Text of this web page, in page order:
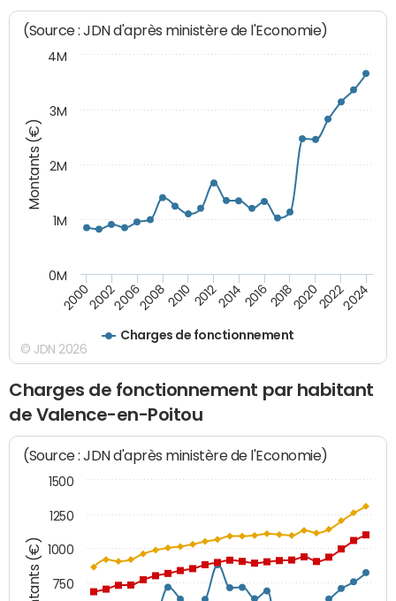
Montants (€)
(Source : JDN d'après ministère de l'Economie)
Charges de fonctionnement
20002002200620082010 2012201420162018202020222024
0M
1M
2M
3M
4M
© JDN 2026
Charges de fonctionnement par habitant
de Valence-en-Poitou
Montants (€)
(Source : JDN d'après ministère de l'Economie)
750
1000
1250
1500